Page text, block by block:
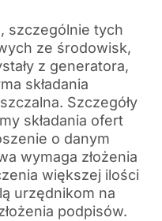
szczególnie tych
ze środowisk,
z generatora,
składania
Szczegóły
składania ofert
o danym
wymaga złożenia
większej ilości
urzędnikom na
podpisów.